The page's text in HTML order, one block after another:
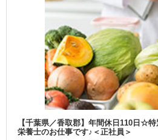
【千葉県／香取郡】年間休日110日☆
栄養士のお仕事です♪＜正社員＞